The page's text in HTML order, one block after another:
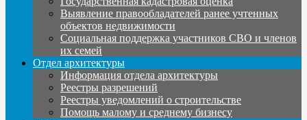
Выявление правообладателей ранее учтенных
объектов недвижимости
Социальная поддержка участников СВО и членов
их семей
Отдел архитектуры
Информация отдела архитектуры
Реестры разрешений
Реестры уведомлений о строительстве
Помощь малому и среднему бизнесу